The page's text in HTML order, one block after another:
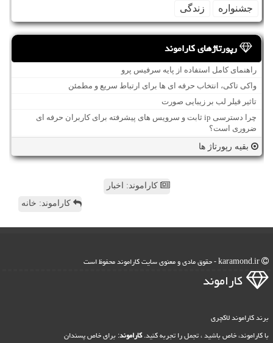
جشنواره
زندگی
رپورتاژهای کاراموند
راهنمای کامل استفاده از پایه سرفیس پرو
واکی تاکی، انتخاب حرفه ای ها برای ارتباط سریع و مطمئن
تاثیر فیلر لب بر زیبایی صورت
چرا دسترسی ip ثابت و سرویس های پیشرفته برای کاربران حرفه ای
ضروری است؟
بقیه رپورتاژ ها
کاراموند: اخبار
کاراموند: خانه
كاراموند
برند کاراموند لاکچری
با کاراموند، خاص باشید ، تجمل را تجربه کنید.کاراموند: برای خاص پسندان